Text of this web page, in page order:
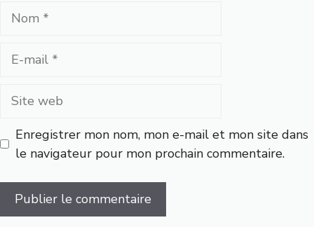
Nom
Site
Enregistrer mon nom, mon e-mail et mon site dans
le navigateur pour mon prochain commentaire.